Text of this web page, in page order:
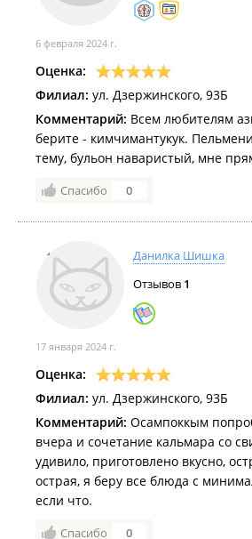
6 февраля 2024 г.
Оценка:
Филиал: ул. Дзержинского, 93Б
Комментарий: Всем любителям
берите - кимчимантукук.
тему, бульон наваристый, мне
Спасибо 0
Данилка Шишка
Отзывов 1
17 января 2024 г.
Оценка:
Филиал: ул. Дзержинского, 93Б
Комментарий: Осампоккым
вчера и сочетание кальмара со
удивило, приготовлено вкусно,
острая, я беру все блюда с
если что.
Спасибо 0